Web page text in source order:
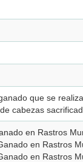
que se
cabezas
en Rastros
en Rastros
en Rastros